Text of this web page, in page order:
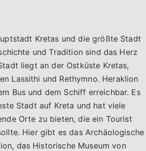
Kretas und die größte Stadt
und Tradition sind das Herz
liegt an der Ostküste Kretas,
Lassithi und Rethymno. Heraklion
Bus und dem Schiff erreichbar. Es
Stadt auf Kreta und hat viele
Orte zu bieten, die ein Tourist
Hier gibt es das Archäologische
das Historische Museum von